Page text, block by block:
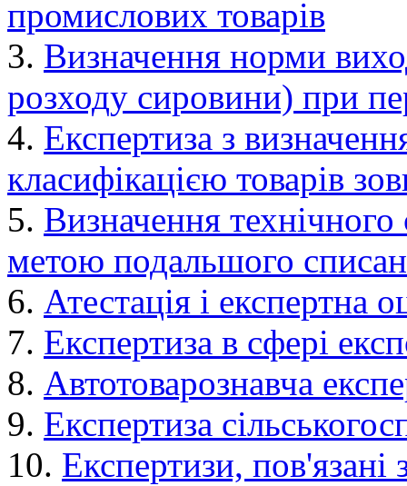
промислових товарів
3. Визначення норми
розходу сировини) при
4. Експертиза з
класифікацією товарів
5. Визначення технічного
метою подальшого
6. Атестація і експертна
7. Експертиза в сфері
8. Автотоварознавча
9. Експертиза
10. Експертизи, пов'язані